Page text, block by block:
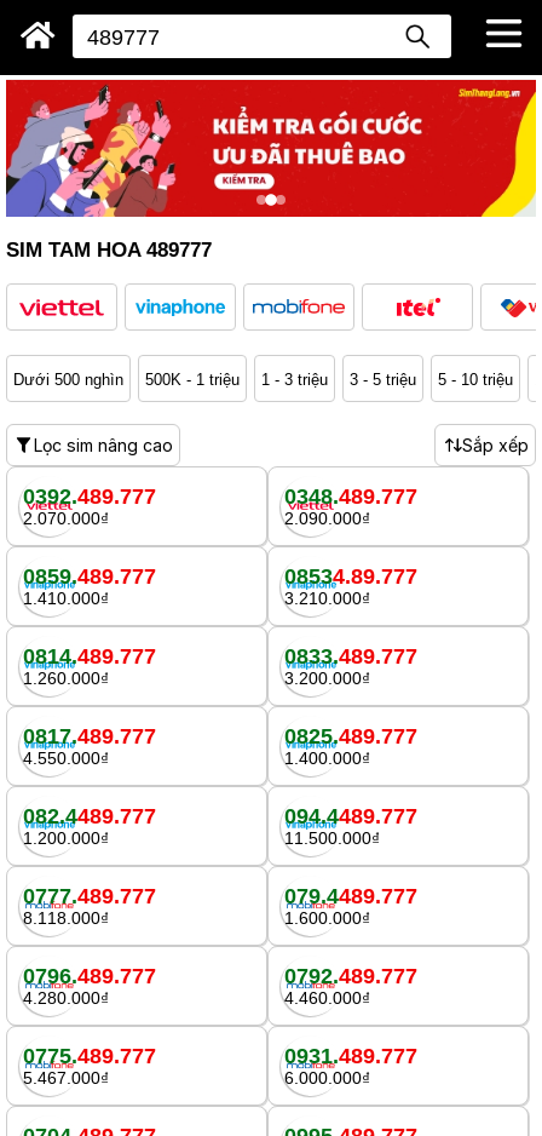
SIM TAM HOA 489777
Dưới 500 nghìn 500K - 1 triệu 1 - 3 triệu 3 - 5 triệu 5 - 10 triệu
Lọc sim nâng cao Sắp xếp
0392.489.777
2.070.000₫
0348.489.777
2.090.000₫
0859.489.777
1.410.000₫
08534.89.777
3.210.000₫
0814.489.777
1.260.000₫
0833.489.777
3.200.000₫
0817.489.777
4.550.000₫
0825.489.777
1.400.000₫
082.4489.777
1.200.000₫
094.4489.777
11.500.000₫
0777.489.777
8.118.000₫
079.4489.777
1.600.000₫
0796.489.777
4.280.000₫
0792.489.777
4.460.000₫
0775.489.777
5.467.000₫
0931.489.777
6.000.000₫